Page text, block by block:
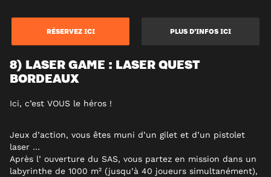
RÉSERVEZ ICI PLUS D’INFOS ICI
8) LASER GAME : LASER QUEST
BORDEAUX
Ici, c’est VOUS le héros !
Jeux d’action, vous êtes muni d’un gilet et d’un pistolet
laser …
Après l’ ouverture du SAS, vous partez en mission dans un
labyrinthe de 1000 m² (jusqu’à 40 joueurs simultanément),